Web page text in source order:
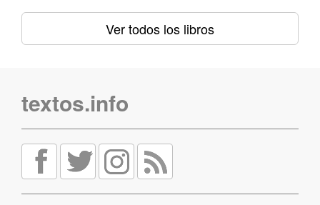
Ver todos los libros
textos.info